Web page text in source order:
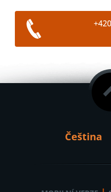
Čeština